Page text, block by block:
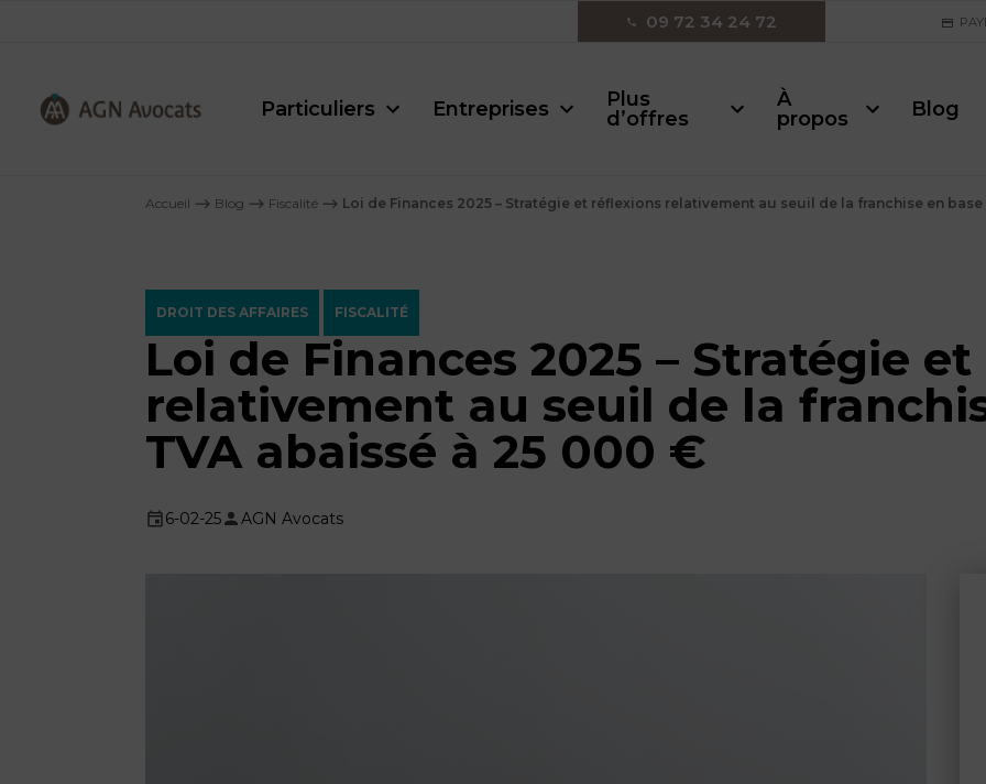
09 72 34 24 72
Particuliers Entreprises
Plus
d’offres
À
propos
Blog
Accueil ⟶ Blog ⟶ Fiscalité ⟶ Loi de Finances 2025 – Stratégie et réflexions relativement au seuil de la franchise en
DROIT DES AFFAIRES FISCALITÉ
Loi de Finances 2025 – Stratégie
relativement au seuil de la
TVA abaissé à 25 000 €
6-02-25 AGN Avocats